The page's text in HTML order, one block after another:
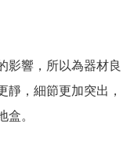
影響，所以為器材良
靜，細節更加突出，
盒。